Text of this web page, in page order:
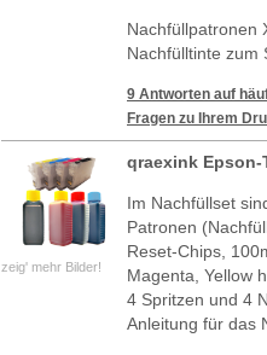
Nachfüllpatronen
Nachfülltinte zum
9 Antworten auf
Fragen zu Ihrem
zeig' mehr Bilder!
qraexink Epson-
Im Nachfüllset
Patronen
Reset-Chips,
Magenta, Yellow
4 Spritzen und 4
Anleitung für das